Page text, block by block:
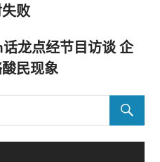
败
龙点经节目访谈 企
民现象